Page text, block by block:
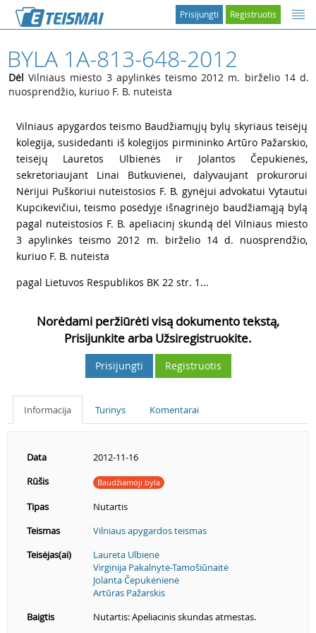
Registruotis
Prisijungti
BYLA 1A-813-648-2012
Dėl Vilniaus miesto 3 apylinkės teismo 2012 m. birželio 14 d.
nuosprendžio, kuriuo F. B. nuteista
Vilniaus apygardos teismo Baudžiamųjų bylų skyriaus teisėjų
kolegija, susidedanti iš kolegijos pirmininko Artūro Pažarskio,
teisėjų Lauretos Ulbienės ir Jolantos Čepukienės,
sekretoriaujant Linai Butkuvienei, dalyvaujant prokurorui
Nėrijui Puškoriui nuteistosios F. B. gynėjui advokatui Vytautui
Kupcikevičiui, teismo posėdyje išnagrinėjo baudžiamąją bylą
pagal nuteistosios F. B. apeliacinį skundą dėl Vilniaus miesto
3 apylinkės teismo 2012 m. birželio 14 d. nuosprendžio,
kuriuo F. B. nuteista
pagal Lietuvos Respublikos BK 22 str. 1...
Norėdami peržiūrėti visą dokumento tekstą,
Prisijunkite arba Užsiregistruokite.
Prisijungti Registruotis
Informacija Turinys Komentarai
Data
2012-11-16
Rūšis
Baudžiamoji byla
Tipas
Nutartis
Teismas
Vilniaus apygardos teismas
Teisėjas(ai)
Laureta Ulbienė
Virginija Pakalnytė-Tamošiūnaitė
Jolanta Čepukėnienė
Artūras Pažarskis
Baigtis
Nutartis: Apeliacinis skundas atmestas.